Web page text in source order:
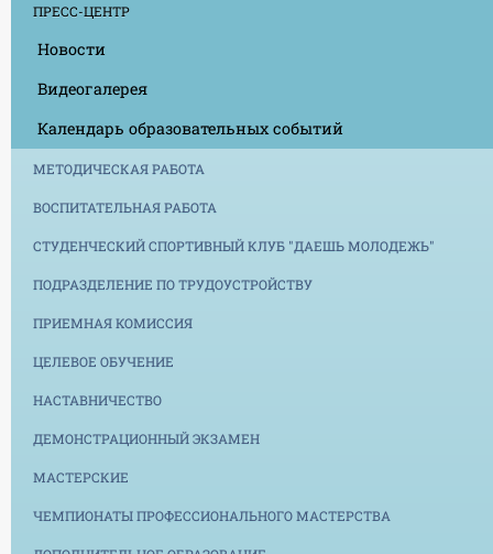
ПРЕСС-ЦЕНТР
Новости
Видеогалерея
Календарь образовательных событий
МЕТОДИЧЕСКАЯ РАБОТА
ВОСПИТАТЕЛЬНАЯ РАБОТА
СТУДЕНЧЕСКИЙ СПОРТИВНЫЙ КЛУБ "ДАЕШЬ МОЛОДЕЖЬ"
ПОДРАЗДЕЛЕНИЕ ПО ТРУДОУСТРОЙСТВУ
ПРИЕМНАЯ КОМИССИЯ
ЦЕЛЕВОЕ ОБУЧЕНИЕ
НАСТАВНИЧЕСТВО
ДЕМОНСТРАЦИОННЫЙ ЭКЗАМЕН
МАСТЕРСКИЕ
ЧЕМПИОНАТЫ ПРОФЕССИОНАЛЬНОГО МАСТЕРСТВА